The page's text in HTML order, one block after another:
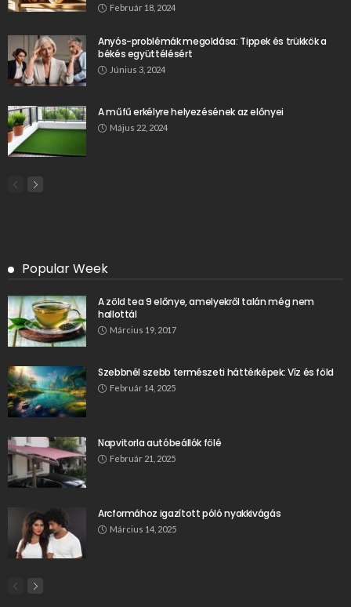
Február 18, 2024
Anyós-problémák megoldása: Tippek és trükkök a
békés együttélésért
Június 3, 2024
A műfű erkélyre helyezésének az előnyei
Május 22, 2024
Popular Week
A zöld tea 9 előnye, amelyekről talán még nem
hallottál
Március 19, 2017
Szebbnél szebb természeti háttérképek: Víz és föld
Február 14, 2025
Napvitorla autóbeállók fölé
Február 21, 2025
Arcformához igazított póló nyakkivágás
Március 14, 2025